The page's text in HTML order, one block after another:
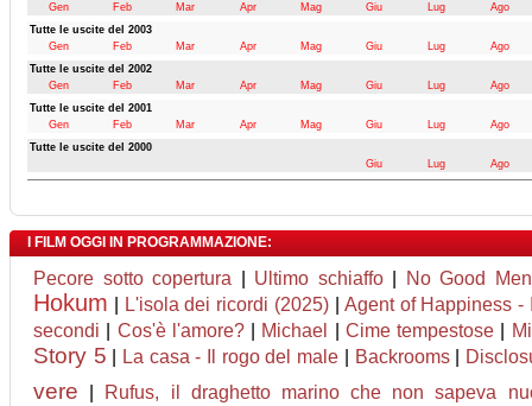
Gen
Feb Mar Apr Mag Giu Lug
Ago
Tutte le uscite del 2003
Gen
Feb Mar Apr Mag Giu Lug
Ago
Tutte le uscite del 2002
Gen
Feb Mar Apr Mag Giu Lug
Ago
Tutte le uscite del 2001
Gen
Feb Mar Apr Mag Giu Lug
Ago
Tutte le uscite del 2000
Giu
Lug Ago
I FILM OGGI IN PROGRAMMAZIONE:
Pecore sotto copertura Ultimo schiaffo| No Good Men
Hokum L'isola dei ricordi (2025)
Agent of Happiness
secondi
Cos'è l'amore?| Michael Cime tempestose
Story 5 La casa - Il rogo del male Backrooms|
vere Rufus, il draghetto marino che non sapeva